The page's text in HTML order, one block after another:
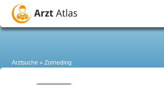
Arztsuche Zorneding